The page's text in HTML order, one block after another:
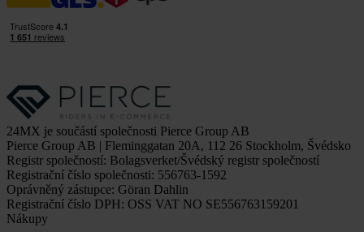
24MX je součástí společnosti Pierce Group AB
Pierce Group AB | Fleminggatan 20A, 112 26 Stockholm, Švédsko
Registr společností: Bolagsverket/Švédský registr společností
Registrační číslo společnosti: 556763-1592
Oprávněný zástupce: Göran Dahlin
Registrační číslo DPH: OSS VAT NO SE556763159201
Nákupy